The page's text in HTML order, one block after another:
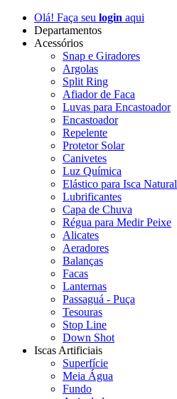
Olá! Faça seu login aqui
Departamentos
Acessórios
Snap e Giradores
Argolas
Split Ring
Afiador de Faca
Luvas para Encastoador
Encastoador
Repelente
Protetor Solar
Canivetes
Luz Química
Elástico para Isca Natural
Lubrificantes
Capa de Chuva
Régua para Medir Peixe
Alicates
Aeradores
Balanças
Facas
Lanternas
Passaguá - Puça
Tesouras
Stop Line
Down Shot
Iscas Artificiais
Superfície
Meia Água
Fundo